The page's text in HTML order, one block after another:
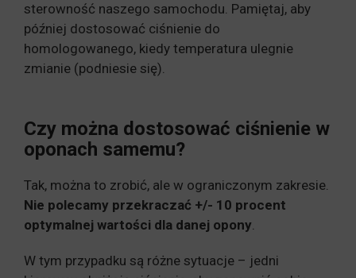
sterowność naszego samochodu. Pamiętaj, aby
później dostosować ciśnienie do
homologowanego, kiedy temperatura ulegnie
zmianie (podniesie się).
Czy można dostosować ciśnienie w
oponach samemu?
Tak, można to zrobić, ale w ograniczonym zakresie.
Nie polecamy przekraczać +/- 10 procent
optymalnej wartości dla danej opony.
W tym przypadku są różne sytuacje – jedni